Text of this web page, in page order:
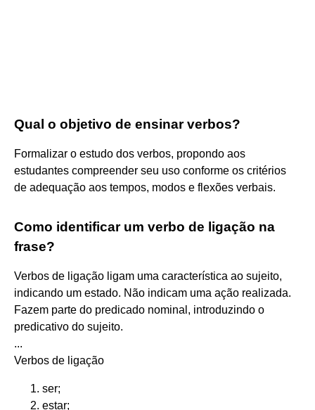
Qual o objetivo de ensinar verbos?
Formalizar o estudo dos verbos, propondo aos
estudantes compreender seu uso conforme os critérios
de adequação aos tempos, modos e flexões verbais.
Como identificar um verbo de ligação na
frase?
Verbos de ligação ligam uma característica ao sujeito,
indicando um estado. Não indicam uma ação realizada.
Fazem parte do predicado nominal, introduzindo o
predicativo do sujeito.
...
Verbos de ligação
ser;
estar;